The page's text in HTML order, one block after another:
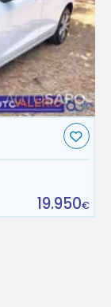
19.950€